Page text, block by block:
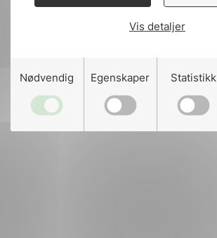
Vis detaljer
Nødvendig Egenskaper Statistikk